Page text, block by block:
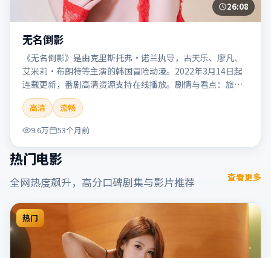
26:08
无名倒影
《无名倒影》是由克里斯托弗·诺兰执导，古天乐、廖凡、
艾米莉·布朗特等主演的韩国冒险动漫。2022年3月14日起
连载更新，番剧高清资源支持在线播放。剧情与看点：旅程
险象环生，奇观与友情并行，带来沉浸式探险体验。本片适
合检索「无名倒影」「克里斯托弗·诺兰」「冒险」「韩
国」「2022」「2022-03-14上映」等关键词的影迷阅读简介
与主创信息。
高清
流畅
9.6万
53个月前
热门电影
全网热度飙升，高分口碑剧集与影片推荐 查看更多
热门